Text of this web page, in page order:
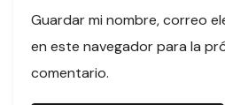
Guardar mi nombre, correo
en este navegador para la
comentario.